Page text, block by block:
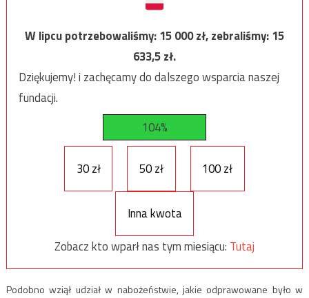
W lipcu potrzebowaliśmy:15 000zł, zebraliśmy:15
633,5zł.
Dziękujemy! i zachęcamy do dalszego wsparcia naszej
fundacji.
104%
30 zł 50 zł 100 zł
Inna kwota
Zobacz kto wparł nas tym miesiącu: Tutaj
Podobno wziął udział w nabożeństwie, jakie odprawowane było w